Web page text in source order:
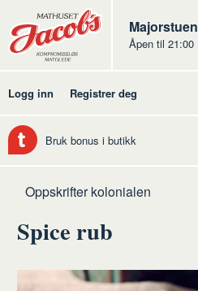
Butikker
Jacobs
Majorstuen
Åpen til 21:00
Logg inn Registrer deg
Bruk bonus i butikk
Hjem
Kolonialen
Oppskrifter kolonialen
Spice rub